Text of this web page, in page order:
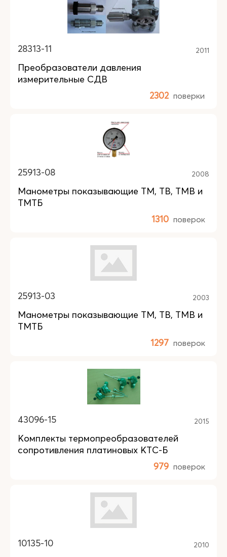
28313-11 2011
Преобразователи давления
измерительные СДВ
2302 поверки
25913-08 2008
Манометры показывающие ТМ, ТВ, ТМВ и
ТМТБ
1310 поверок
25913-03 2003
Манометры показывающие ТМ, ТВ, TMB и
ТМТБ
1297 поверок
43096-15 2015
Комплекты термопреобразователей
сопротивления платиновых КТС-Б
979 поверок
10135-10 2010